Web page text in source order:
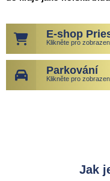
E-shop
Klikněte pro
Parkování
Klikněte pro
Jak